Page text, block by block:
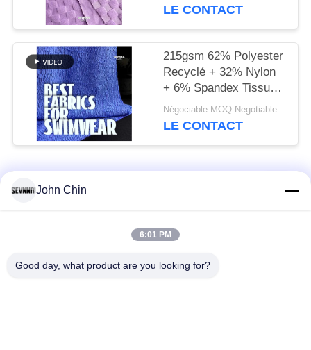
LE CONTACT
215gsm 62% Polyester
Recyclé + 32% Nylon
+ 6% Spandex Tissu
Maillot de Bain Recyclé
RT-4646
Négociable MOQ:Negotiable
LE CONTACT
Catégories populaires
Tissu en nylon
John Chin
6:01 PM
Good day, what product are you looking for?